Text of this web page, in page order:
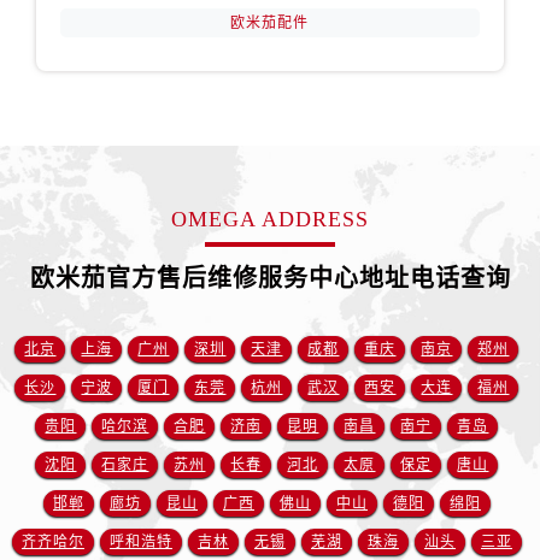
安徽省淮南市田家庵区国庆中路欧米茄售后服务中心（需提前预约）
安徽省芜湖市镜湖区中山路步行街欧米茄售后服务中心（需提前预约）
福建省龙岩市新罗区九一南路欧米茄售后服务中心（需提前预约）
福建省南平市建阳区人民西路欧米茄售后服务中心（需提前预约）
福建省宁德市蕉城区天湖东路欧米茄售后服务中心（需提前预约）
福建省莆田市城厢区霞林街道荔华东大道欧米茄售后服务中心（需提前预约）
福建省三明市三元区东乾二路欧米茄售后服务中心（需提前预约）
福建省漳州市龙文区步港路欧米茄售后服务中心（需提前预约）
江苏省常州市新北区龙锦路1590号现代传媒中心5号楼10层1008室欧米茄售后服务中心（需提前预约）
欧米茄配件
OMEGA ADDRESS
欧米茄官方售后维修服务中心地址电话查询
北京 上海 广州 深圳 天津 成都 重庆 南京 郑州
长沙 宁波 厦门 东莞 杭州 武汉 西安 大连 福州
贵阳 哈尔滨 合肥 济南 昆明 南昌 南宁 青岛
沈阳 石家庄 苏州 长春 河北 太原 保定 唐山
邯郸 廊坊 昆山 广西 佛山 中山 德阳 绵阳
齐齐哈尔 呼和浩特 吉林 无锡 芜湖 珠海 汕头 三亚